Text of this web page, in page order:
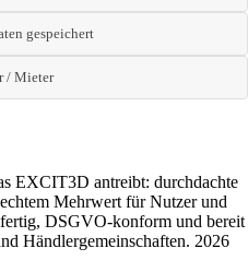
gespeichert
/ Mieter
EXCIT3D antreibt: durchdachte
Mehrwert für Nutzer und
DSGVO-konform und bereit
Händlergemeinschaften. 2026